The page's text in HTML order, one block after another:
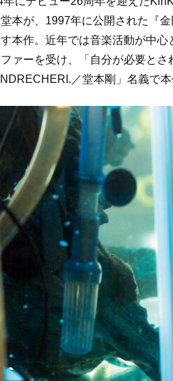
本が、1997年に公開された『
本作。近年では音楽活動が中
ァーを受け、「自分が必要と
／堂本剛」名義で